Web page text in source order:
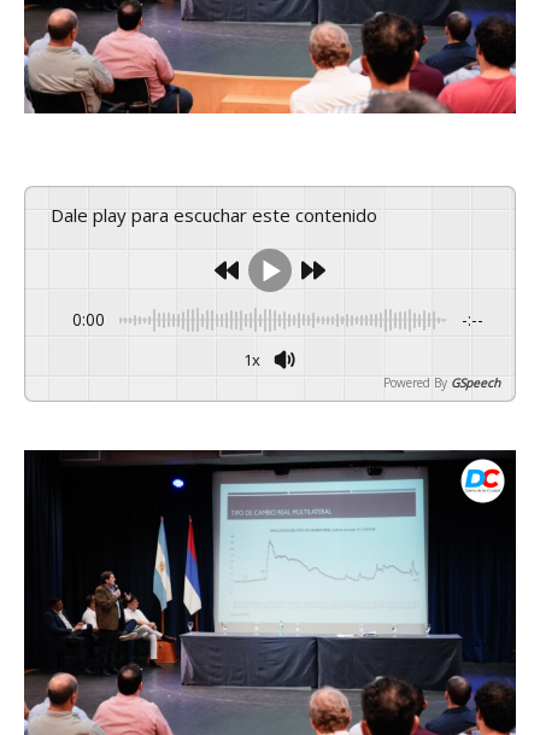
Dale play para escuchar este contenido
0:00 -:--
1x
Powered By GSpeech